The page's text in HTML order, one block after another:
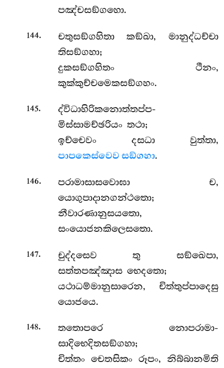
පඤ්චසඞ්ගහො.
144.
චතුසඞ්ගහිතා කඞ්ඛා, මානුද්ධච්චා
තිසඞ්ගහා;
දුකසඞ්ගහිතං ථීනං,
කුක්කුච්චමෙකසඞ්ගහං.
145.
ද්විධාහිරිකනොත්තප්ප-
මිස්සාමච්ඡරියං තථා;
ඉච්චෙවං දසධා වුත්තා,
පාපකෙස්වෙව සඞ්ගහා.
146.
පරාමාසාසවොඝා ච,
යොගුපාදානගන්ථතො;
නීවාරණානුසයතො,
සංයොජනකිලෙසතො.
147.
චුද්දසෙව තු සඞ්ඛෙපා,
සත්තපඤ්ඤාස භෙදතො;
යථාධම්මානුසාරෙන, චිත්තුප්පාදෙසු
යොජයෙ.
148.
තතොපරෙ නොපරාමා-
සාදිභෙදිතසඞ්ගහා;
චිත්තං චෙතසිකං රූපං, නිබ්බානමිති